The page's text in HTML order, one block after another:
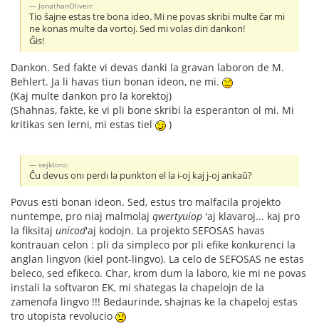
JonathanOliveir:
Tio ŝajne estas tre bona ideo. Mi ne povas skribi multe ĉar mi
ne konas multe da vortoj. Sed mi volas diri dankon!
Ĝis!
Dankon. Sed fakte vi devas danki la gravan laboron de M.
Behlert. Ja li havas tiun bonan ideon, ne mi.
(Kaj multe dankon pro la korektoj)
(Shahnas, fakte, ke vi pli bone skribi la esperanton ol mi. Mi
kritikas sen lerni, mi estas tiel
)
vejktoro:
Ĉu devus onı perdı la punkton el la i-oj kaj j-oj ankaŭ?
Povus esti bonan ideon. Sed, estus tro malfacila projekto
nuntempe, pro niaj malmolaj qwertyuiop 'aj klavaroj... kaj pro
la fiksitaj unicod'aj kodojn. La projekto SEFOSAS havas
kontrauan celon : pli da simpleco por pli efike konkurenci la
anglan lingvon (kiel pont-lingvo). La celo de SEFOSAS ne estas
beleco, sed efikeco. Char, krom dum la laboro, kie mi ne povas
instali la softvaron EK, mi shategas la chapelojn de la
zamenofa lingvo !!! Bedaurinde, shajnas ke la chapeloj estas
tro utopista revolucio